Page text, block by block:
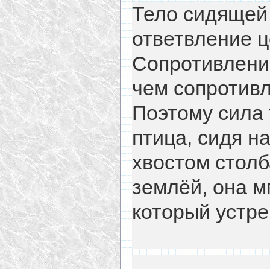
Тело сидящей
ответвление
чем
Поэтому
птица, сидя
хвостом
землёй, она
который